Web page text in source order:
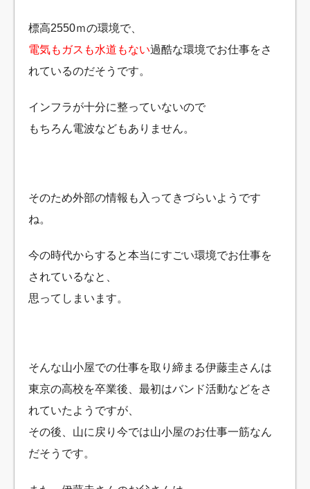
標高2550ｍの環境で、
電気もガスも水道もない過酷な環境でお仕事をさ
れているのだそうです。
インフラが十分に整っていないので
もちろん電波などもありません。
そのため外部の情報も入ってきづらいようです
ね。
今の時代からすると本当にすごい環境でお仕事を
されているなと、
思ってしまいます。
そんな山小屋での仕事を取り締まる伊藤圭さんは
東京の高校を卒業後、最初はバンド活動などをさ
れていたようですが、
その後、山に戻り今では山小屋のお仕事一筋なん
だそうです。